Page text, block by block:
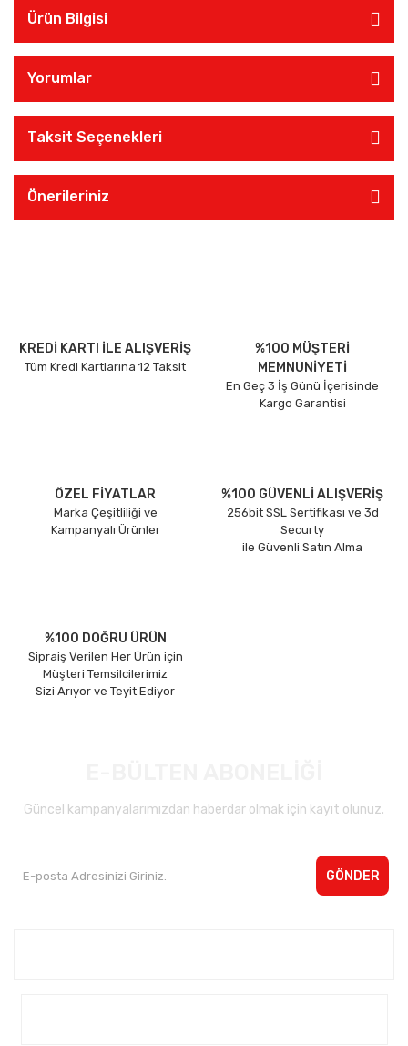
Ürün Bilgisi
Yorumlar
Taksit Seçenekleri
Önerileriniz
KREDİ KARTI İLE ALIŞVERİŞ
Tüm Kredi Kartlarına 12 Taksit
%100 MÜŞTERİ
MEMNUNİYETİ
En Geç 3 İş Günü İçerisinde
Kargo Garantisi
ÖZEL FİYATLAR
Marka Çeşitliliği ve
Kampanyalı Ürünler
%100 GÜVENLİ ALIŞVERİŞ
256bit SSL Sertifikası ve 3d
Securty
ile Güvenli Satın Alma
%100 DOĞRU ÜRÜN
Sipraiş Verilen Her Ürün için
Müşteri Temsilcilerimiz
Sizi Arıyor ve Teyit Ediyor
Güncel kampanyalarımızdan haberdar olmak için kayıt olunuz.
GÖNDER